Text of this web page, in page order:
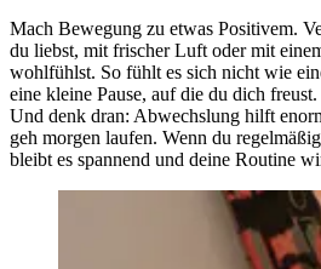
Mach Bewegung zu etwas Positivem.
du liebst, mit frischer Luft oder mit
wohlfühlst. So fühlt es sich nicht wie
eine kleine Pause, auf die du dich freust.
Und denk dran: Abwechslung hilft
geh morgen laufen. Wenn du
bleibt es spannend und deine Routine